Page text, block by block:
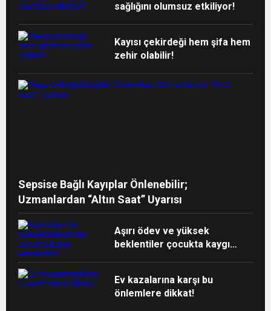
sağlığını olumsuz etkiliyor!
Kayısı çekirdeği hem şifa hem
zehir olabilir!
Sepsise Bağlı Kayıplar Önlenebilir;
Uzmanlardan “Altın Saat” Uyarısı
Aşırı ödev ve yüksek
beklentiler çocukta kaygı
Ev kazalarına karşı bu
önlemlere dikkat!